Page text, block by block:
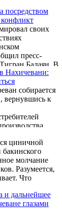
авиации
посредством
своих
пресс-
Балаян. В
что
Нахичеваном и
в Арцахе имеет
Армении.
Нахичевани:
собирается
вернувшись к
Баку.
циничной
молчание
Разумеется,
Что
и дальнейшее
глазами